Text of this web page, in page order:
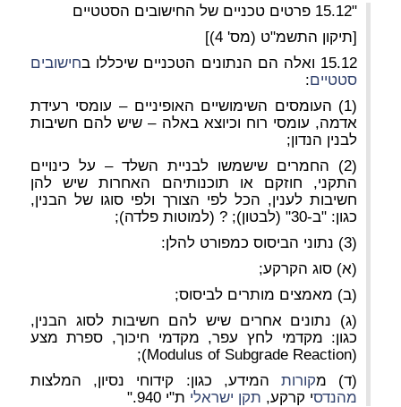
"15.12 פרטים טכניים של
החישובים הסטטיים
[תיקון התשמ"ט (מס' 4)]
15.12 ואלה הם הנתונים הטכניים שיכללו
בחישובים
סטטיים:
(1) העומסים השימושיים האופיניים – עומסי רעידת
אדמה, עומסי רוח וכיוצא באלה – שיש להם חשיבות
לבנין הנדון;
(2) החמרים שישמשו לבניית השלד – על כינויים
התקני, חוזקם או תוכנותיהם האחרות שיש להן
חשיבות לענין, הכל לפי הצורך ולפי סוגו של הבנין,
כגון: "ב-30" (לבטון); ? (למוטות פלדה);
(3) נתוני הביסוס כמפורט להלן:
(א) סוג הקרקע;
(ב) מאמצים מותרים לביסוס;
(ג) נתונים אחרים שיש להם חשיבות לסוג הבנין,
כגון: מקדמי לחץ עפר, מקדמי חיכוך, ספרת מצע
(Modulus of Subgrade Reaction);
(ד) מקורותהמידע, כגון: קידוחי נסיון, המלצות
מהנדסי קרקע, תקן ישראלי ת"י 940."